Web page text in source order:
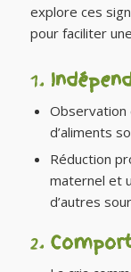
explore ces
pour faciliter
1.
Observation
d’aliments
Réduction
maternel et
d’autres
2.